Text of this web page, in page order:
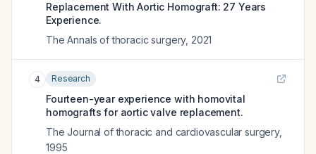
Replacement With Aortic Homograft: 27 Years
Experience.
The Annals of thoracic surgery, 2021
4 Research
Fourteen-year experience with homovital
homografts for aortic valve replacement.
The Journal of thoracic and cardiovascular surgery,
1995